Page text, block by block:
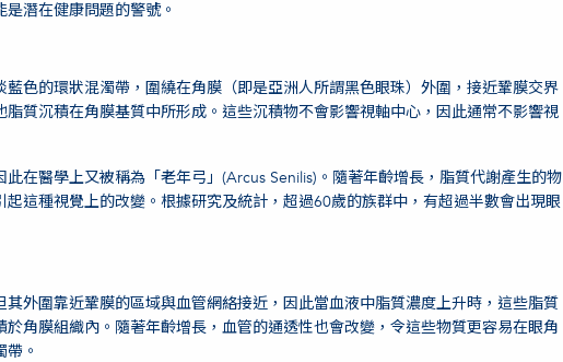
潛在健康問題的警號。
藍色的環狀混濁帶，圍繞在角膜（即是亞洲人所謂黑色眼珠）外圍，接近鞏膜交界
質沉積在角膜基質中所形成。這些沉積物不會影響視軸中心，因此通常不影響視
此在醫學上又被稱為「老年弓」(Arcus Senilis)。隨著年齡增長，脂質代謝產生的物
這種視覺上的改變。根據研究及統計，超過60歲的族群中，有超過半數會出現眼
其外圍靠近鞏膜的區域與血管網絡接近，因此當血液中脂質濃度上升時，這些脂質
角膜組織內。隨著年齡增長，血管的通透性也會改變，令這些物質更容易在眼角
。